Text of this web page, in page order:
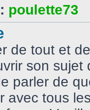
poulette73
de tout et
son sujet
parler de
avec tous